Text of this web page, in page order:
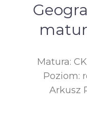
Matura:
Poziom:
Arkusz